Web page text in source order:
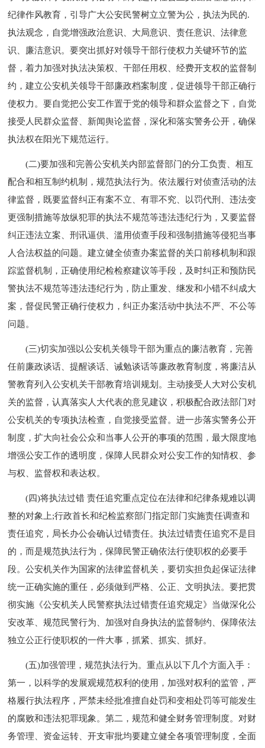
纪律作风教育，引导广大公安民警树立立警为公，执法为民的.
执法观念，自觉增强政治意识、大局意识、责任意识、法律意
识、廉洁意识。要突出抓好对领导干部行使权力关键环节的监
督，着力加强对执法决策权、干部任用权、经费开支权的监督制
约，建立公安机关领导干部廉政档案制度，促进领导干部正确行
使权力。要自觉把公安工作置于党的领导和群众监督之下，自觉
接受人民群众监督、新闻舆论监督，深化和落实警务公开，确保
执法权在阳光下规范运行。
(二)要加强和完善公安机关内部监督部门的分工负责、相互
配合和相互制约机制，规范执法行为。依法履行对侦查活动的法
律监督，既要监督纠正有案不立、有罪不究、以罚代刑、违法变
更强制措施等放纵犯罪的执法不规范等违法违纪行为，又要监督
纠正违法立案、刑讯逼供、滥用侦查手段和强制措施等侵犯当事
人合法权益的问题。建立健全侦查办案监督的关口前移机制和跟
踪监督机制，正确使用纪检检察建议等手段，及时纠正和预防民
警执法不规范等违法违纪行为，防止重发、继发和小错不纠成大
案，督促民警正确行使权力，纠正办案活动中执法不严、不公等
问题。
(三)切实加强以公安机关领导干部为重点的廉洁教育，完善
任前廉政谈话、提醒谈话、诫勉谈话等廉政教育制度，将廉洁从
警教育列入公安机关干部教育培训规划。主动接受人大对公安机
关的监督，认真落实人大代表的意见建议，积极配合政法部门对
公安机关的专项执法检查，自觉接受监督。进一步落实警务公开
制度，扩大向社会公众和当事人公开的事项的范围，最大限度地
增强公安工作的透明度，保障人民群众对公安工作的知情权、参
与权、监督权和表达权。
(四)将执法过错 责任追究重点定位在法律和纪律条规难以调
整的对象上;行政首长和纪检监察部门指定部门实施责任调查和
责任追究，局长办公会确认过错责任。执法过错责任追究不是目
的，而是规范执法行为，保障民警正确依法行使职权的必要手
段。公安机关作为国家的法律监督机关，要切实担负起保证法律
统一正确实施的重任，必须做到严格、公正、文明执法。要把贯
彻实施《公安机关人民警察执法过错责任追究规定》当做深化公
安改革、规范民警行为、加强对自身执法的监督制约、保障依法
独立公正行使职权的一件大事，抓紧、抓实、抓好。
(五)加强管理，规范执法行为。重点从以下几个方面入手：
第一，以科学的发展观规范权利的使用，加强对权利的监管，严
格履行执法程序，严禁未经批准擅自处罚和变相处罚等可能发生
的腐败和违法犯罪现象。第二，规范和健全财务管理制度。对财
务管理、资金运转、开支审批均要建立健全各项管理制度，全面